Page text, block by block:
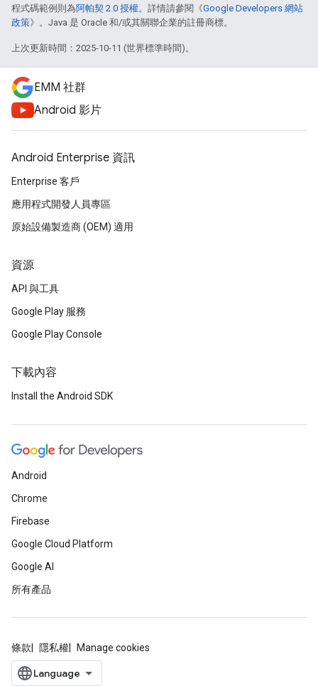
程式碼範例則為阿帕契 2.0 授權。詳情請參閱《Google Developers 網站
政策》。Java 是 Oracle 和/或其關聯企業的註冊商標。
上次更新時間：2025-10-11 (世界標準時間)。
EMM 社群
Android 影片
Android Enterprise 資訊
Enterprise 客戶
應用程式開發人員專區
原始設備製造商 (OEM) 適用
資源
API 與工具
Google Play 服務
Google Play Console
下載內容
Install the Android SDK
Android
Chrome
Firebase
Google Cloud Platform
Google AI
所有產品
條款 隱私權 Manage cookies